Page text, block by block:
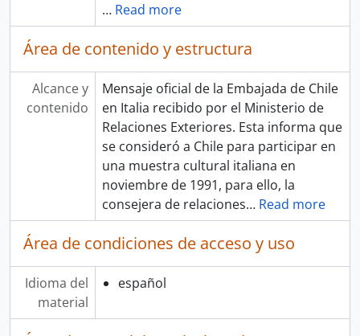
… Read more
Área de contenido y estructura
Alcance y
contenido
Mensaje oficial de la Embajada de Chile
en Italia recibido por el Ministerio de
Relaciones Exteriores. Esta informa que
se consideró a Chile para participar en
una muestra cultural italiana en
noviembre de 1991, para ello, la
consejera de relaciones… Read more
Área de condiciones de acceso y uso
Idioma del
material
español